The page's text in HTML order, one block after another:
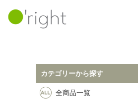
カテゴリーから探す
全商品一覧
カテゴリーから探す
全商品一覧